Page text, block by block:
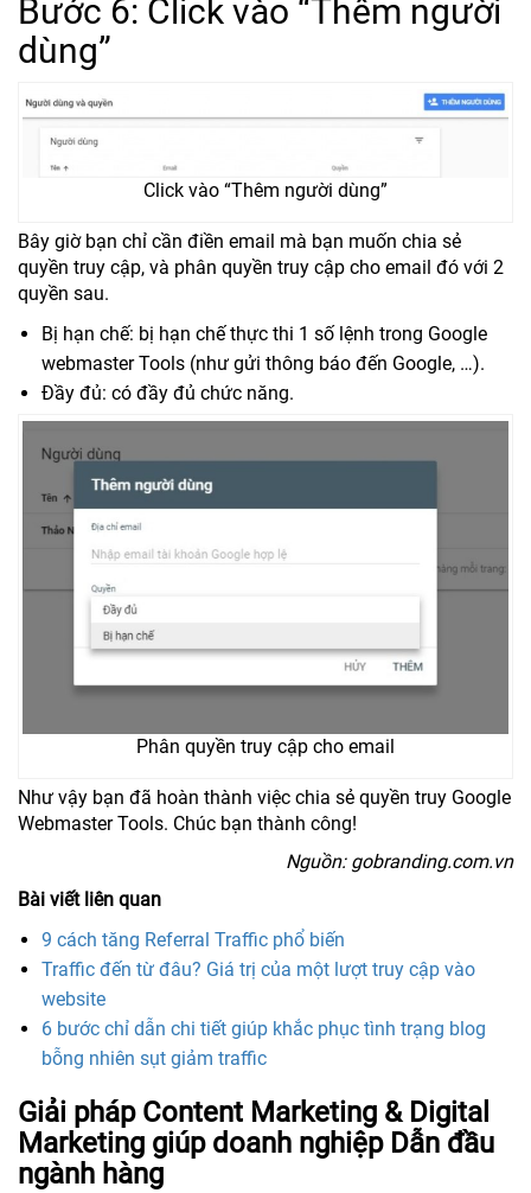
Bước 6: Click vào “Thêm người
dùng”
Click vào “Thêm người dùng”
Bây giờ bạn chỉ cần điền email mà bạn muốn chia sẻ
quyền truy cập, và phân quyền truy cập cho email đó với 2
quyền sau.
Bị hạn chế: bị hạn chế thực thi 1 số lệnh trong Google
webmaster Tools (như gửi thông báo đến Google, …).
Đầy đủ: có đầy đủ chức năng.
Phân quyền truy cập cho email
Như vậy bạn đã hoàn thành việc chia sẻ quyền truy Google
Webmaster Tools. Chúc bạn thành công!
Nguồn: gobranding.com.vn
Bài viết liên quan
9 cách tăng Referral Traffic phổ biến
Traffic đến từ đâu? Giá trị của một lượt truy cập vào
website
6 bước chỉ dẫn chi tiết giúp khắc phục tình trạng blog
bỗng nhiên sụt giảm traffic
Giải pháp Content Marketing & Digital
Marketing giúp doanh nghiệp Dẫn đầu
ngành hàng